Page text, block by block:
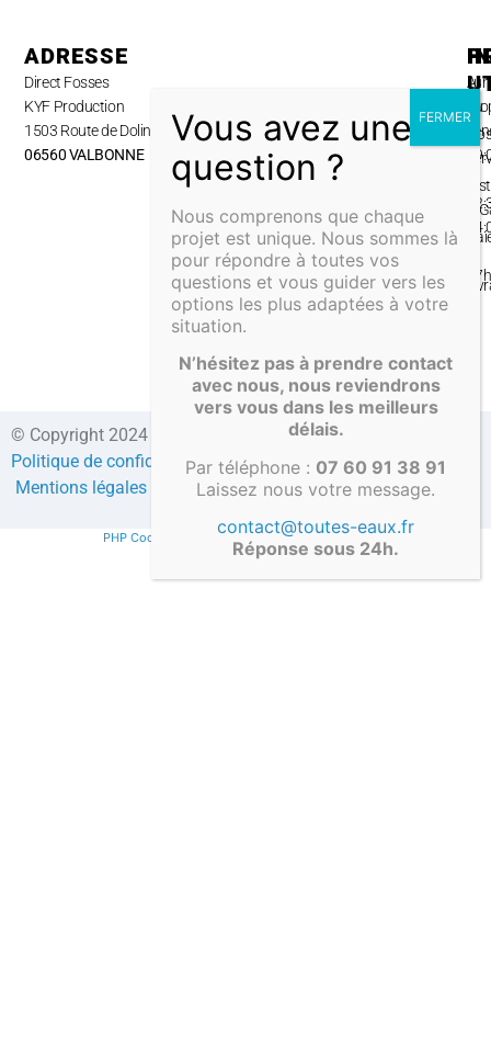
ADRESSE
Direct Fosses
KYF Production
1503 Route de Dolines,
06560 VALBONNE
au
A
&
© Copyright 2024 Direct-fosses.com Tous droits réservés –
Politique de confidentialité –Formulaire de contact– CGV
Mentions légales
Compte client
PHP Code Snippets Powered By : XYZScripts.com
Nous comprenons que chaque
projet est unique. Nous sommes là
pour répondre à toutes vos
questions et vous guider vers les
options les plus adaptées à votre
situation.
N’hésitez pas à prendre contact
avec nous, nous reviendrons
vers vous dans les meilleurs
délais.
Par téléphone : 07 60 91 38 91
Laissez nous votre message.
contact@toutes-eaux.fr
Réponse sous 24h.